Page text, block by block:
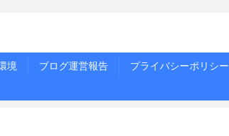
境 ブログ運営報告 プライバシーポリシー